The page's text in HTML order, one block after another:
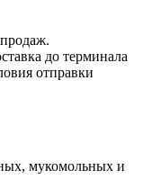
до терминала
отправки
мукомольных и